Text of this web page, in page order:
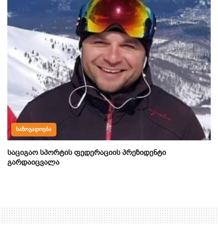
ᲡᲐᲖᲝᲒᲐᲓᲝᲔᲑᲐ
საციგაო სპორტის ფედერაციის პრეზიდენტი
გარდაიცვალა